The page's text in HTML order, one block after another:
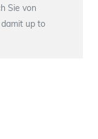
Sie von
up to